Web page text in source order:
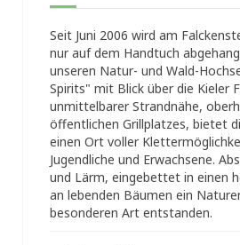
Seit Juni 2006 wird am
nur auf dem Handtuch
unseren Natur- und Wald-
Spirits" mit Blick über die Kieler
unmittelbarer Strandnähe,
öffentlichen Grillplatzes, bietet
einen Ort voller
Jugendliche und Erwachsene.
und Lärm, eingebettet in einen
an lebenden Bäumen ein
besonderen Art entstanden.